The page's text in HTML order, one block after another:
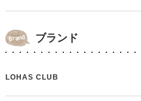
ブランド
LOHAS CLUB